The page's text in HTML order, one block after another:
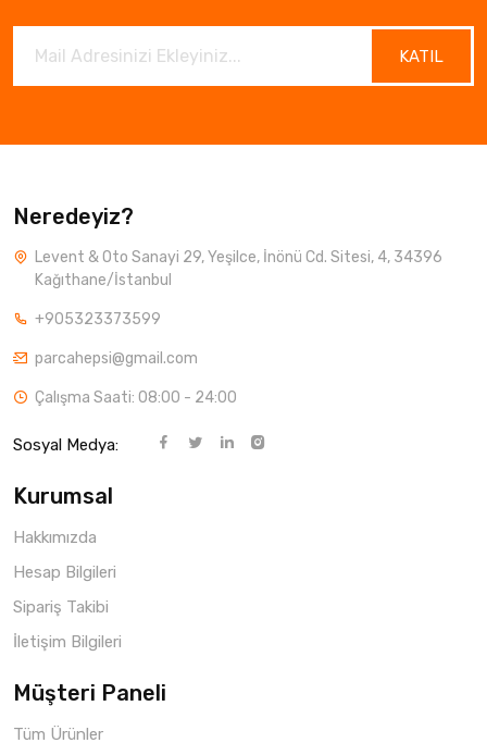
KATIL
Neredeyiz?
Levent & Oto Sanayi 29, Yeşilce, İnönü Cd. Sitesi, 4, 34396
Kağıthane/İstanbul
+905323373599
parcahepsi@gmail.com
Çalışma Saati: 08:00 - 24:00
Sosyal Medya:
Kurumsal
Hakkımızda
Hesap Bilgileri
Sipariş Takibi
İletişim Bilgileri
Müşteri Paneli
Tüm Ürünler